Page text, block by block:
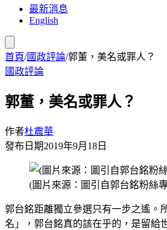
最新消息
English
首頁/國政評論/郭董，美名或罪人？
國政評論
郭董，美名或罪人？
作者杜震華
發布日期2019年9月18日
(圖片來源：圖引自郭台銘粉絲
郭台銘距離獨立參選只有一步之遙。
名」，郭台銘真的該在乎的，是留給